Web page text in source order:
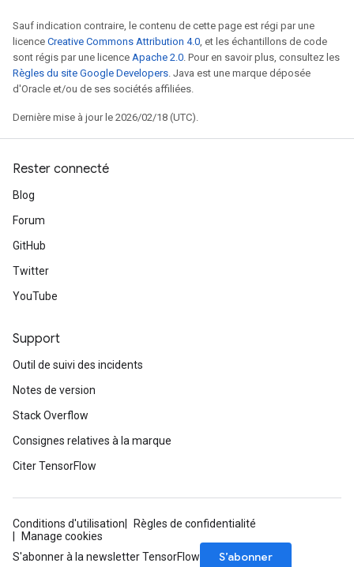
Sauf indication contraire, le contenu de cette page est régi par une
licence Creative Commons Attribution 4.0, et les échantillons de code
sont régis par une licence Apache 2.0. Pour en savoir plus, consultez les
Règles du site Google Developers. Java est une marque déposée
d'Oracle et/ou de ses sociétés affiliées.
Dernière mise à jour le 2026/02/18 (UTC).
Rester connecté
Blog
Forum
GitHub
Twitter
YouTube
Support
Outil de suivi des incidents
Notes de version
Stack Overflow
Consignes relatives à la marque
Citer TensorFlow
Conditions d'utilisation
Règles de confidentialité
Manage cookies
S'abonner à la newsletter TensorFlow
S’abonner